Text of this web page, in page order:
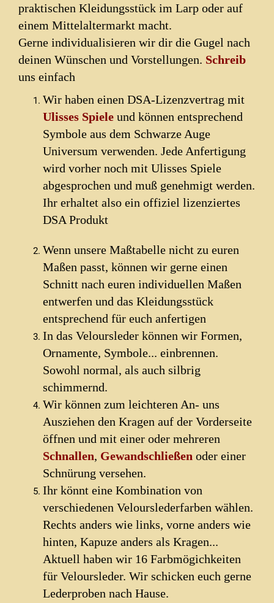
praktischen Kleidungsstück im Larp oder auf
einem Mittelaltermarkt macht.
Gerne individualisieren wir dir die Gugel nach
deinen Wünschen und Vorstellungen. Schreib
uns einfach
Wir haben einen DSA-Lizenzvertrag mit
Ulisses Spiele und können entsprechend
Symbole aus dem Schwarze Auge
Universum verwenden. Jede Anfertigung
wird vorher noch mit Ulisses Spiele
abgesprochen und muß genehmigt werden.
Ihr erhaltet also ein offiziel lizenziertes
DSA Produkt
Wenn unsere Maßtabelle nicht zu euren
Maßen passt, können wir gerne einen
Schnitt nach euren individuellen Maßen
entwerfen und das Kleidungsstück
entsprechend für euch anfertigen
In das Veloursleder können wir Formen,
Ornamente, Symbole... einbrennen.
Sowohl normal, als auch silbrig
schimmernd.
Wir können zum leichteren An- uns
Ausziehen den Kragen auf der Vorderseite
öffnen und mit einer oder mehreren
Schnallen, Gewandschließen oder einer
Schnürung versehen.
Ihr könnt eine Kombination von
verschiedenen Velourslederfarben wählen.
Rechts anders wie links, vorne anders wie
hinten, Kapuze anders als Kragen...
Aktuell haben wir 16 Farbmögichkeiten
für Veloursleder. Wir schicken euch gerne
Lederproben nach Hause.